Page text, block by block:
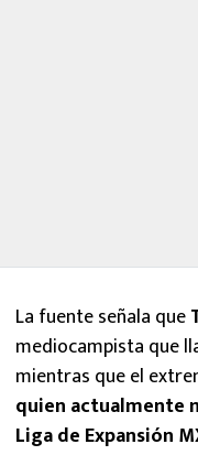
La fuente señala que
mediocampista que
mientras que el
quien actualmente
Liga de Expansión